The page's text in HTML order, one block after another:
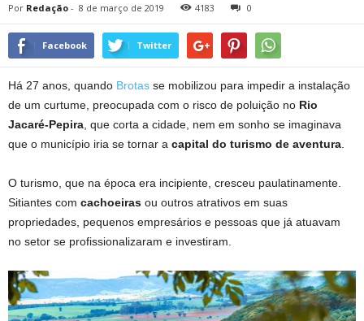
Por Redação - 8 de março de 2019 4183 0
Facebook Twitter
Há 27 anos, quando Brotas se mobilizou para impedir a instalação
de um curtume, preocupada com o risco de poluição no Rio
Jacaré-Pepira , que corta a cidade, nem em sonho se imaginava
que o município iria se tornar a capital do turismo de aventura
O turismo, que na época era incipiente, cresceu paulatinamente.
Sitiantes com cachoeiras ou outros atrativos em suas
propriedades, pequenos empresários e pessoas que já atuavam
no setor se profissionalizaram e investiram.